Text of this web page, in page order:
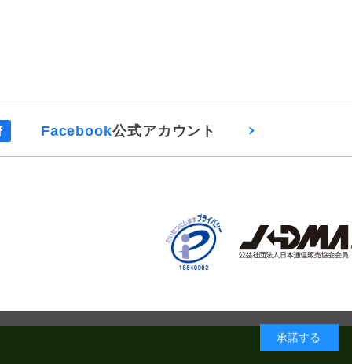
Facebook公式アカウント
承諾する